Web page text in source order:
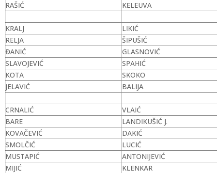
RAŠIĆ
KELEUVA
KRALJ
LIKIĆ
RELJA
ŠIPUŠIĆ
ĐANIĆ
GLASNOVIĆ
SLAVOJEVIĆ
SPAHIĆ
KOTA
SKOKO
JELAVIĆ
BALIJA
CRNALIĆ
VLAIĆ
BARE
LANDIKUŠIĆ J.
KOVAČEVIĆ
DAKIĆ
SMOLČIĆ
LUCIĆ
MUSTAPIĆ
ANTONIJEVIĆ
MIJIĆ
KLENKAR